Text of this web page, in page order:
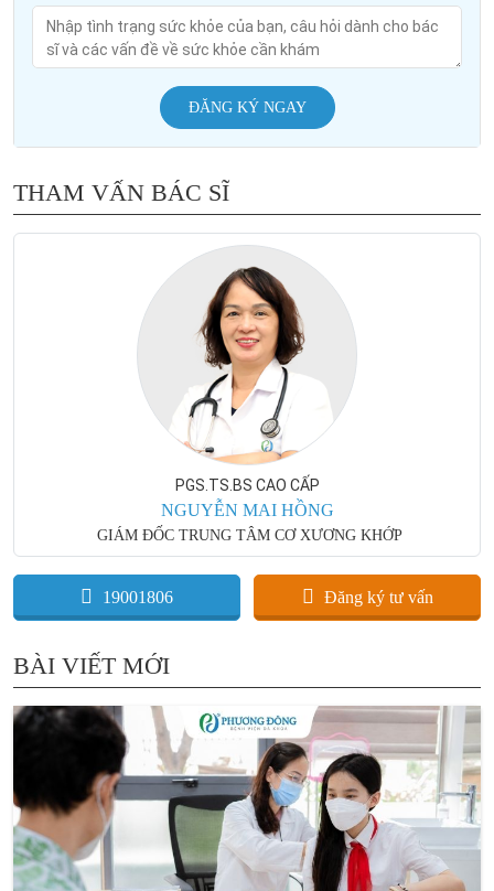
ĐĂNG KÝ NGAY
THAM VẤN BÁC SĨ
PGS.TS.BS CAO CẤP
NGUYỄN MAI HỒNG
GIÁM ĐỐC TRUNG TÂM CƠ XƯƠNG KHỚP
19001806 Đăng ký tư vấn
BÀI VIẾT MỚI